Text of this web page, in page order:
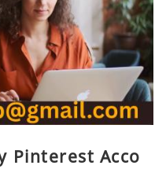
Pinterest Acco